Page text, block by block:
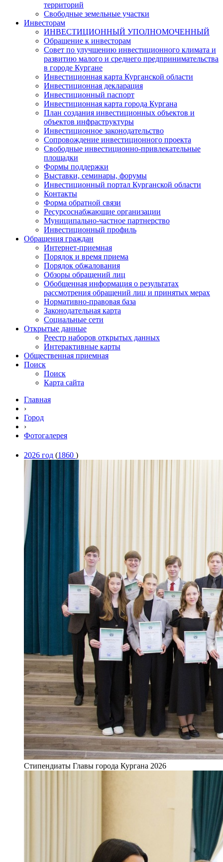
территорий
Свободные земельные участки
Инвесторам
ИНВЕСТИЦИОННЫЙ УПОЛНОМОЧЕННЫЙ
Обращение к инвесторам
Совет по улучшению инвестиционного климата и
развитию малого и среднего предпринимательства
в городе Кургане
Инвестиционная карта Курганской области
Инвестиционная декларация
Инвестиционный паспорт
Инвестиционная карта города Кургана
План создания инвестиционных объектов и
объектов инфраструктуры
Инвестиционное законодательство
Сопровождение инвестиционного проекта
Свободные инвестиционно-привлекательные
площадки
Формы поддержки
Выставки, семинары, форумы
Инвестиционный портал Курганской области
Контакты
Форма обратной связи
Ресурсоснабжающие организации
Муниципально-частное партнерство
Инвестиционный профиль
Обращения граждан
Интернет-приемная
Порядок и время приема
Порядок обжалования
Обзоры обращений лиц
Обобщенная информация о результатах
рассмотрения обращений лиц и принятых мерах
Нормативно-правовая база
Законодательная карта
Социальные сети
Открытые данные
Реестр наборов открытых данных
Интерактивные карты
Общественная приемная
Поиск
Поиск
Карта сайта
Главная
›
Город
›
Фотогалерея
2026 год (1860 )
Стипендиаты Главы города Кургана 2026